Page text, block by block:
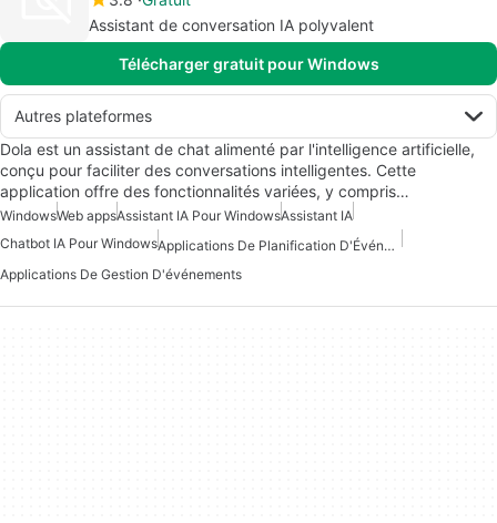
Assistant de conversation IA polyvalent
Télécharger gratuit pour Windows
Autres plateformes
Dola est un assistant de chat alimenté par l'intelligence artificielle,
conçu pour faciliter des conversations intelligentes. Cette
application offre des fonctionnalités variées, y compris…
WindowsWeb appsAssistant IA Pour WindowsAssistant IA
Chatbot IA Pour Windows
Applications De Planification D'Événements
Applications De Gestion D'événements